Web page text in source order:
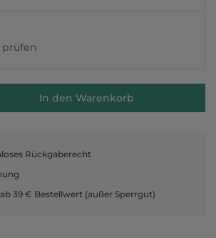
In den Warenkorb
Rückgaberecht
39 € Bestellwert (außer Sperrgut)